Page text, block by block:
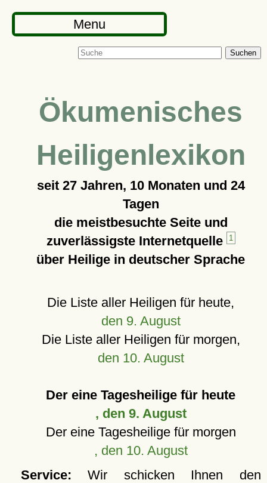
Menu
Suchen
Ökumenisches
Heiligenlexikon
seit 27 Jahren, 10 Monaten und 24
Tagen
die meistbesuchte Seite und
zuverlässigste Internetquelle
1
über Heilige in deutscher Sprache
Die Liste aller Heiligen für heute,
den 9. August
Die Liste aller Heiligen für morgen,
den 10. August
Der eine Tagesheilige für heute
, den 9. August
Der eine Tagesheilige für morgen
, den 10. August
Service: Wir schicken Ihnen den